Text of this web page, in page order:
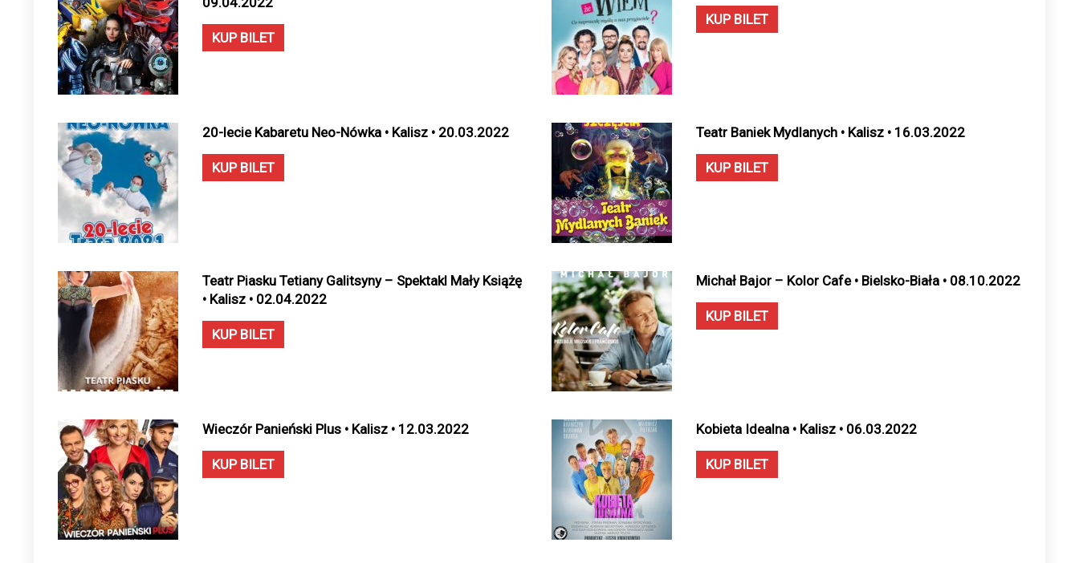
KUP BILET
KUP BILET
20-lecie Kabaretu Neo-Nówka • Kalisz • 20.03.2022
KUP BILET
Teatr Baniek Mydlanych • Kalisz • 16.03.2022
KUP BILET
Teatr Piasku Tetiany Galitsyny – Spektakl Mały Książę
• Kalisz • 02.04.2022
KUP BILET
Michał Bajor – Kolor Cafe • Bielsko-Biała • 08.10.2022
KUP BILET
Wieczór Panieński Plus • Kalisz • 12.03.2022
KUP BILET
Kobieta Idealna • Kalisz • 06.03.2022
KUP BILET